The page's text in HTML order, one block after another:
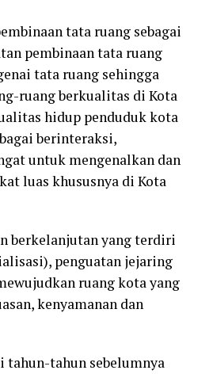
tata ruang sebagai
pembinaan tata ruang
tata ruang sehingga
ruang berkualitas di Kota
hidup penduduk kota
berinteraksi,
untuk mengenalkan dan
luas khususnya di Kota
berkelanjutan yang terdiri
penguatan jejaring
ruang kota yang
kenyamanan dan
tahun-tahun sebelumnya